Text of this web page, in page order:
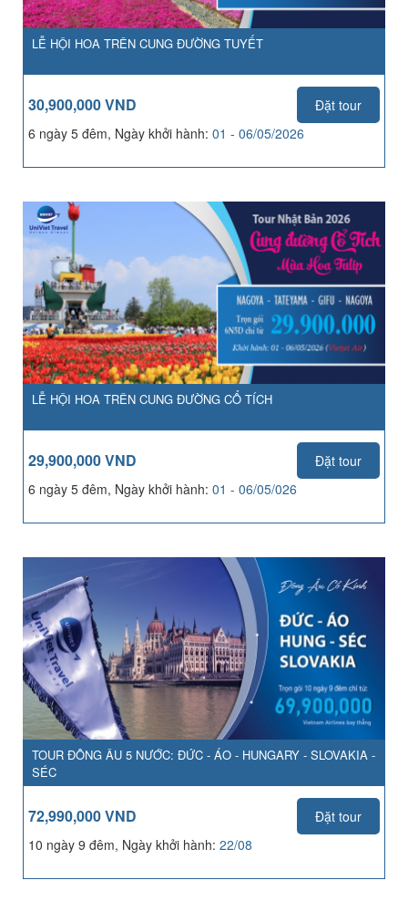
LỄ HỘI HOA TRÊN CUNG ĐƯỜNG TUYẾT
30,900,000 VND
Đặt tour
6 ngày 5 đêm, Ngày khởi hành: 01 - 06/05/2026
LỄ HỘI HOA TRÊN CUNG ĐƯỜNG CỔ TÍCH
29,900,000 VND
Đặt tour
6 ngày 5 đêm, Ngày khởi hành: 01 - 06/05/026
TOUR ĐÔNG ÂU 5 NƯỚC: ĐỨC - ÁO - HUNGARY - SLOVAKIA -
SÉC
72,990,000 VND
Đặt tour
10 ngày 9 đêm, Ngày khởi hành: 22/08